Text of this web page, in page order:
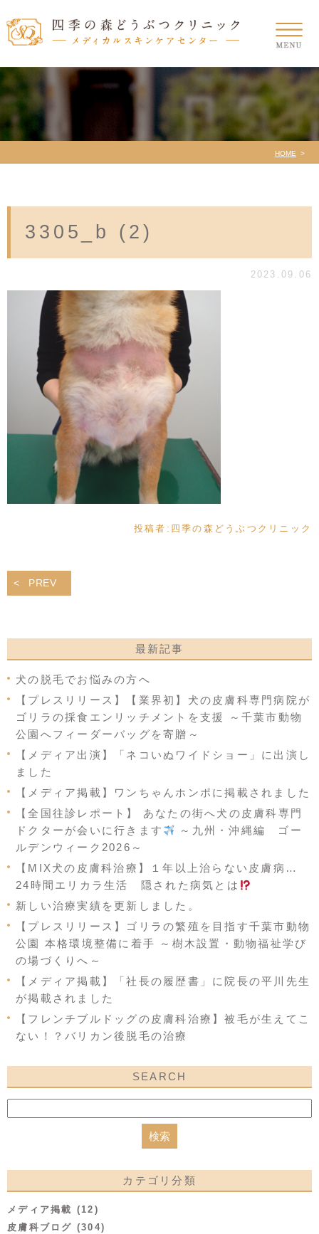
HOME
3305_b (2)
2023.09.06
投稿者: 四季の森どうぶつクリニック
PREV
最新記事
犬の脱毛でお悩みの方へ
【プレスリリース】【業界初】犬の皮膚科専門病院が
ゴリラの採食エンリッチメントを支援 ～千葉市動物
公園へフィーダーバッグを寄贈～
【メディア出演】「ネコいぬワイドショー」に出演し
ました
【メディア掲載】ワンちゃんホンポに掲載されました
【全国往診レポート】 あなたの街へ犬の皮膚科専門
ドクターが会いに行きます
～九州・沖縄編 ゴー
ルデンウィーク2026～
【MIX犬の皮膚科治療】１年以上治らない皮膚病…
24時間エリカラ生活 隠された病気とは
新しい治療実績を更新しました。
【プレスリリース】ゴリラの繁殖を目指す千葉市動物
公園 本格環境整備に着手 ～樹木設置・動物福祉学び
の場づくりへ～
【メディア掲載】「社長の履歴書」に院長の平川先生
が掲載されました
【フレンチブルドッグの皮膚科治療】被毛が生えてこ
ない！？バリカン後脱毛の治療
SEARCH
カテゴリ分類
メディア掲載 (12)
皮膚科ブログ (304)